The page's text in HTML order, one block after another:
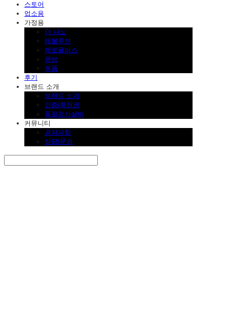
스토어
업소용
가정용
더 나노
레볼루션
제로플러스
큐브
부품
후기
브랜드 소개
브랜드 소개
인증/특허권
품질검사설비
커뮤니티
공지사항
상담/문의